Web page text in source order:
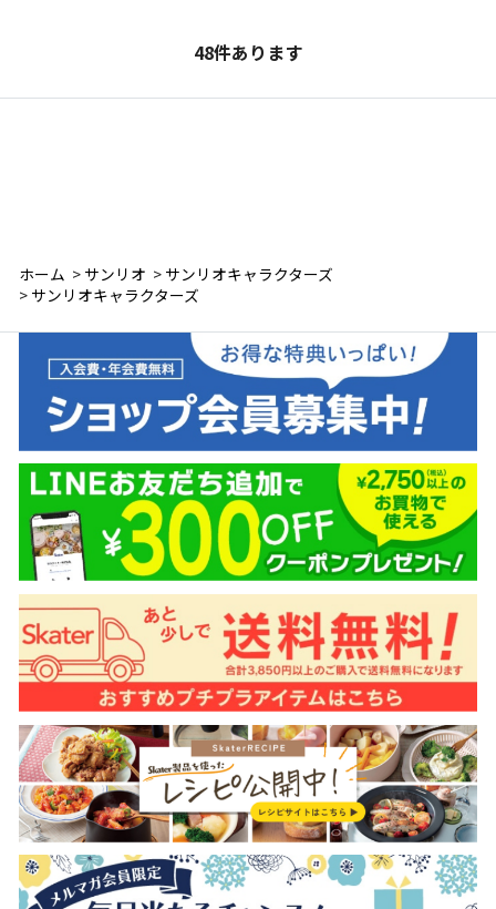
48件あります
ホーム > サンリオ > サンリオキャラクターズ
> サンリオキャラクターズ